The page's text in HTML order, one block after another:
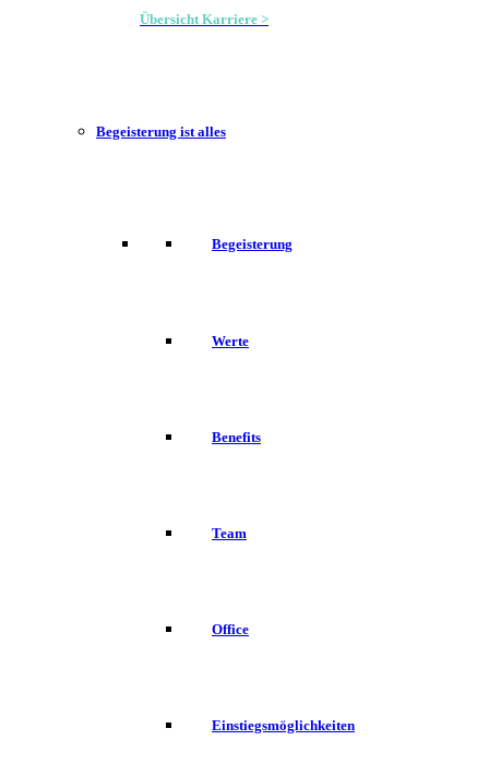
Übersicht Karriere >
Begeisterung ist alles
Begeisterung
Werte
Benefits
Team
Office
Einstiegsmöglichkeiten